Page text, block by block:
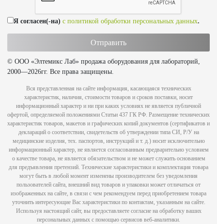
Я согласен(-на) с политикой обработки персональных данных.
© ООО «Элтемикс Лаб» продажа оборудования для лабораторий,
2000—2026гг. Все права защищены.
Вся представленная на сайте информация, касающаяся технических
характеристик, наличия, стоимости товаров и сроков поставки, носит
информационный характер и ни при каких условиях не является публичной
офертой, определяемой положениями Статьи 437 ГК РФ. Размещение технических
характеристик товаров, макетов и графических копий документов (сертификатов и
деклараций о соответствии, свидетельств об утверждении типа СИ, Р/У на
медицинские изделия, тех. паспортов, инструкций и т. д.) носит исключительно
информационный характер, не является согласованным предварительно условием
о качестве товара, не является обязательством и не может служить основанием
для предъявления претензий. Технические характеристики и комплектация товара
могут быть в любой момент изменены производителем без уведомления
пользователей сайта, внешний вид товаров и упаковки может отличаться от
изображенных на сайте, в связи с чем рекомендуем перед приобретением товара
уточнить интересующие Вас характеристики по контактам, указанным на сайте.
Используя настоящий сайт, вы предоставляете согласие на обработку ваших
персональных данных с помощью сервисов веб-аналитики.